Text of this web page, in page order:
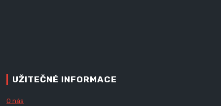
UŽITEČNÉ INFORMACE
O nás